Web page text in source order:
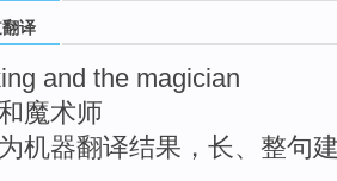
译
and the magician
魔术师
机器翻译结果，长、整句